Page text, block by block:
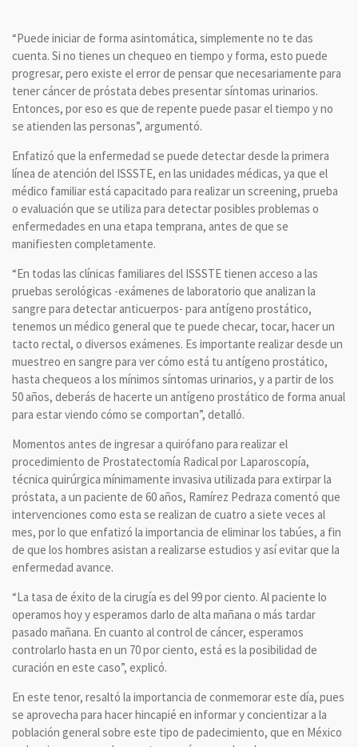
“Puede iniciar de forma asintomática, simplemente no te das
cuenta. Si no tienes un chequeo en tiempo y forma, esto puede
progresar, pero existe el error de pensar que necesariamente para
tener cáncer de próstata debes presentar síntomas urinarios.
Entonces, por eso es que de repente puede pasar el tiempo y no
se atienden las personas”, argumentó.
Enfatizó que la enfermedad se puede detectar desde la primera
línea de atención del ISSSTE, en las unidades médicas, ya que el
médico familiar está capacitado para realizar un screening, prueba
o evaluación que se utiliza para detectar posibles problemas o
enfermedades en una etapa temprana, antes de que se
manifiesten completamente.
“En todas las clínicas familiares del ISSSTE tienen acceso a las
pruebas serológicas -exámenes de laboratorio que analizan la
sangre para detectar anticuerpos- para antígeno prostático,
tenemos un médico general que te puede checar, tocar, hacer un
tacto rectal, o diversos exámenes. Es importante realizar desde un
muestreo en sangre para ver cómo está tu antígeno prostático,
hasta chequeos a los mínimos síntomas urinarios, y a partir de los
50 años, deberás de hacerte un antígeno prostático de forma anual
para estar viendo cómo se comportan”, detalló.
Momentos antes de ingresar a quirófano para realizar el
procedimiento de Prostatectomía Radical por Laparoscopía,
técnica quirúrgica mínimamente invasiva utilizada para extirpar la
próstata, a un paciente de 60 años, Ramírez Pedraza comentó que
intervenciones como esta se realizan de cuatro a siete veces al
mes, por lo que enfatizó la importancia de eliminar los tabúes, a fin
de que los hombres asistan a realizarse estudios y así evitar que la
enfermedad avance.
“La tasa de éxito de la cirugía es del 99 por ciento. Al paciente lo
operamos hoy y esperamos darlo de alta mañana o más tardar
pasado mañana. En cuanto al control de cáncer, esperamos
controlarlo hasta en un 70 por ciento, está es la posibilidad de
curación en este caso”, explicó.
En este tenor, resaltó la importancia de conmemorar este día, pues
se aprovecha para hacer hincapié en informar y concientizar a la
población general sobre este tipo de padecimiento, que en México